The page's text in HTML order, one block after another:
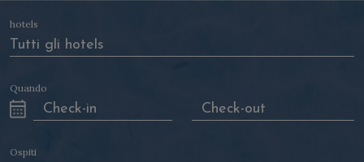
hotels
Quando
Ospiti